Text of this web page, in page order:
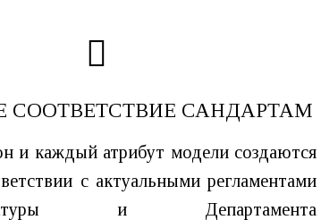
СООТВЕТСТВИЕ САНДАРТАМ
и каждый атрибут модели создаются
с актуальными регламентами
и Департамента